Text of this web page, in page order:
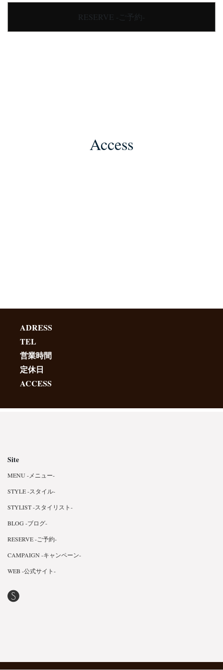
RESERVE -ご予約-
Access
ADRESS
TEL
営業時間
定休日
ACCESS
Site
MENU -メニュー-
STYLE -スタイル-
STYLIST -スタイリスト-
BLOG -ブログ-
RESERVE -ご予約-
CAMPAIGN -キャンペーン-
WEB -公式サイト-